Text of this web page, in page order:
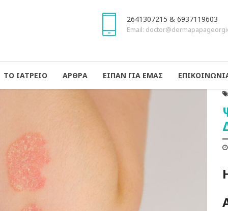
2641307215 & 6937119603
Email:
ΤΟ ΙΑΤΡΕΙΟ ΑΡΘΡΑ ΕΙΠΑΝ ΓΙΑ ΕΜΑΣ